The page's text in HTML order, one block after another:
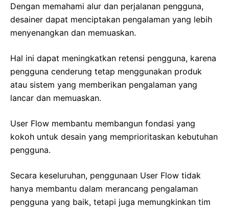
Dengan memahami alur dan perjalanan pengguna,
desainer dapat menciptakan pengalaman yang lebih
menyenangkan dan memuaskan.
Hal ini dapat meningkatkan retensi pengguna, karena
pengguna cenderung tetap menggunakan produk
atau sistem yang memberikan pengalaman yang
lancar dan memuaskan.
User Flow membantu membangun fondasi yang
kokoh untuk desain yang memprioritaskan kebutuhan
pengguna.
Secara keseluruhan, penggunaan User Flow tidak
hanya membantu dalam merancang pengalaman
pengguna yang baik, tetapi juga memungkinkan tim